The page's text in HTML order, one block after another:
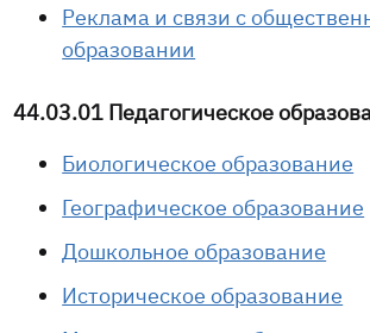
Реклама и связи с
образовании
44.03.01 Педагогическое
Биологическое образование
Географическое образование
Дошкольное образование
Историческое образование